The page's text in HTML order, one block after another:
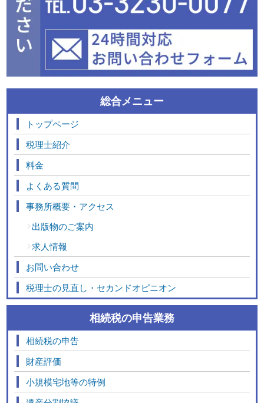
総合メニュー
トップページ
税理士紹介
料金
よくある質問
事務所概要・アクセス
出版物のご案内
求人情報
お問い合わせ
税理士の見直し・セカンドオピニオン
相続税の申告業務
相続税の申告
財産評価
小規模宅地等の特例